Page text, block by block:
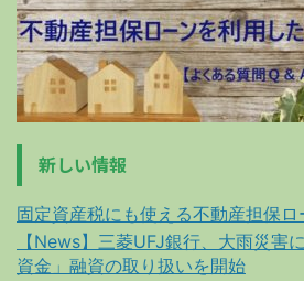
新しい情報
固定資産税にも使える不動産担保ロ
【News】三菱UFJ銀行、大雨災害
資金」融資の取り扱いを開始